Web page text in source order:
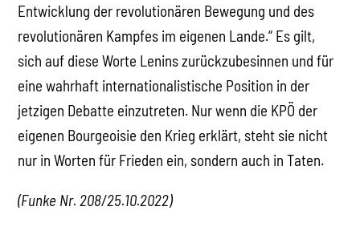
Entwicklung der revolutionären Bewegung und des
revolutionären Kampfes im eigenen Lande.“ Es gilt,
sich auf diese Worte Lenins zurückzubesinnen und für
eine wahrhaft internationalistische Position in der
jetzigen Debatte einzutreten. Nur wenn die KPÖ der
eigenen Bourgeoisie den Krieg erklärt, steht sie nicht
nur in Worten für Frieden ein, sondern auch in Taten.
(Funke Nr. 208/25.10.2022)